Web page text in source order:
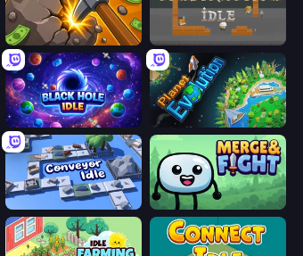
Mine Clicker Construction Idle
Black Hole Idle Planet Evolution: Idle Clicker
Conveyor Idle Merge & Fight